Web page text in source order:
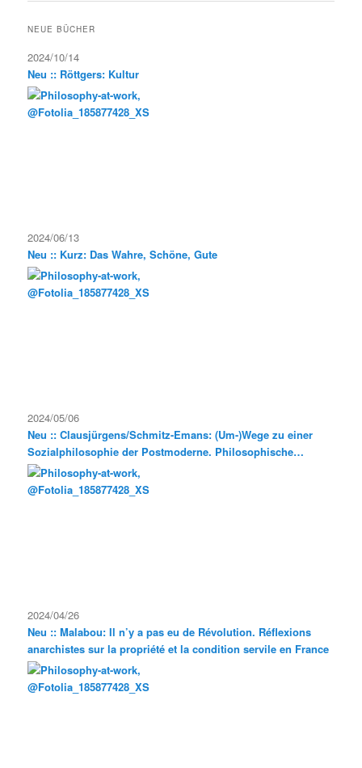
NEUE BÜCHER
2024/10/14
Neu :: Röttgers: Kultur
2024/06/13
Neu :: Kurz: Das Wahre, Schöne, Gute
2024/05/06
Neu :: Clausjürgens/Schmitz-Emans: (Um-)Wege zu einer
Sozialphilosophie der Postmoderne. Philosophische
Exkursionen
2024/04/26
Neu :: Malabou: Il n’y a pas eu de Révolution. Réflexions
anarchistes sur la propriété et la condition servile en France